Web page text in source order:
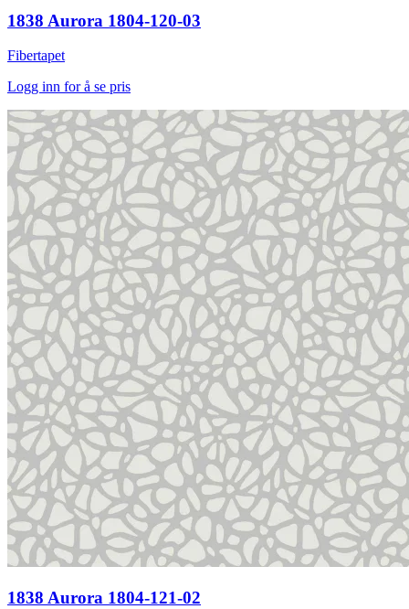
1838 Aurora 1804-120-03
Fibertapet
Logg inn for å se pris
1838 Aurora 1804-121-02